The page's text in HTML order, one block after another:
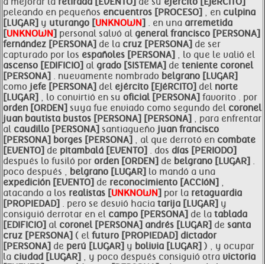
peleando en pequeños encuentros [PROCESO] , en culpina
[LUGAR] y uturango [UNKNOWN] . en una arremetida
[UNKNOWN] personal salvó al generalfrancisco [PERSONA]
fernández [PERSONA] de la cruz [PERSONA] de ser
capturado por los españoles [PERSONA] , lo que le valió el
ascenso [EDIFICIO] al grado [SISTEMA] de teniente coronel
[PERSONA] . nuevamente nombrado belgrano [LUGAR]
como jefe [PERSONA] del ejército [EJéRCITO] del norte
[LUGAR] , lo convirtió en su oficial [PERSONA] favorito . por
orden [ORDEN] suya fue enviado como segundo del coronel
juan bautista bustos [PERSONA] [PERSONA] , para enfrentar
al caudillo [PERSONA] santiagueño juan francisco
[PERSONA] borges [PERSONA] , al que derrotó en combate
[EVENTO] de pitambalá [EVENTO] . dos días [PERIODO]
después lo fusiló por orden [ORDEN] de belgrano [LUGAR] .
poco después , belgrano [LUGAR] lo mandó a una
expedición [EVENTO] de reconocimiento [ACCIóN] ,
atacando a los realistas [UNKNOWN] por la retaguardia
[PROPIEDAD] . pero se desvió hacia tarija [LUGAR] y
consiguió derrotar en el campo [PERSONA] de la tablada
[EDIFICIO] al coronel [PERSONA] andrés [LUGAR] de santa
cruz [PERSONA] ( el futuro [PROPIEDAD] dictador
[PERSONA] de perú [LUGAR] y bolivia [LUGAR] ) , y ocupar
la ciudad [LUGAR] , y poco después consiguió otra victoria